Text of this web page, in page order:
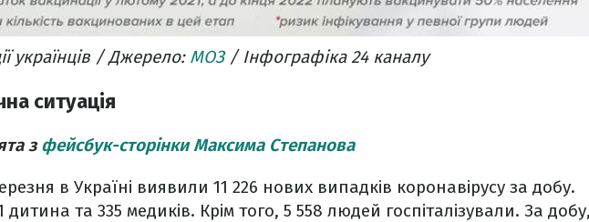
українців / Джерело: МОЗ / Інфографіка 24 каналу
ситуація
зфейсбук-сторінки Максима Степанова
в Україні виявили 11 226 нових випадків коронавірусу за добу.
дитина та 335 медиків. Крім того, 5 558 людей госпіталізували. За добу,